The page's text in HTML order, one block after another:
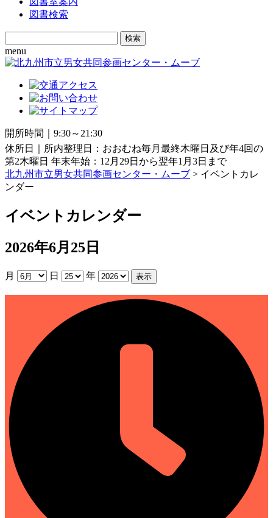
図書検索
Search
for:
menu
開所時間｜9:30～21:30
休所日｜所内整理日：おおむね毎月最終木曜日及び年4回の
第2木曜日 年末年始：12月29日から翌年1月3日まで
北九州市立男女共同参画センター・ムーブ > イベントカレ
ンダー
イベントカレンダー
2026年6月25日
月 日 年
（休
日）